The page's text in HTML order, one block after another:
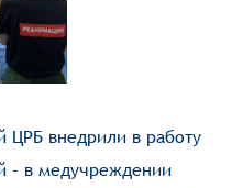
ЦРБ внедрили в работу
– в медучреждении